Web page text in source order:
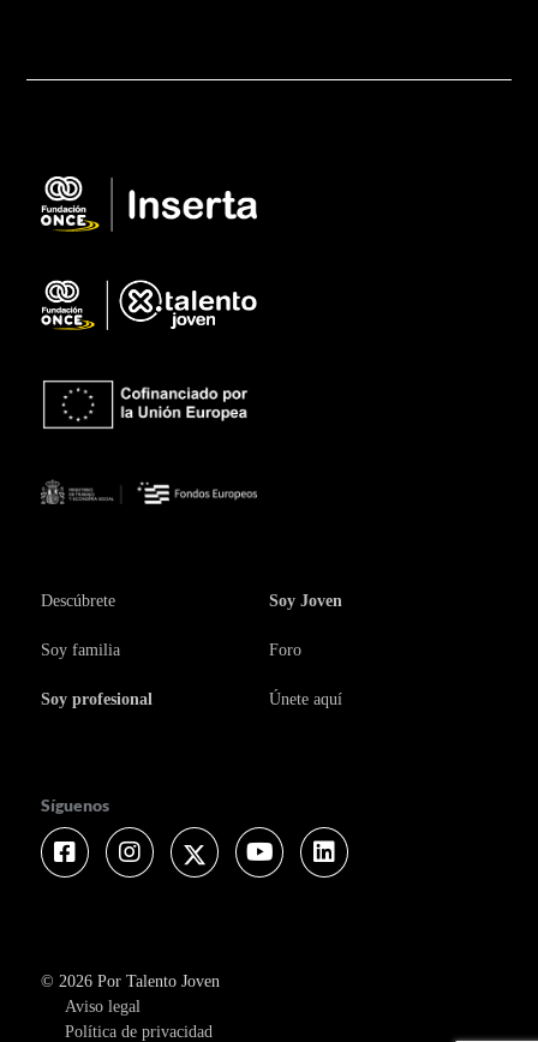
Descúbrete Soy Joven
Soy familia Foro
Soy profesional Únete aquí
Síguenos
Facebook Instagram Twitter Youtube
© 2026 Por Talento Joven
Aviso legal
Política de privacidad